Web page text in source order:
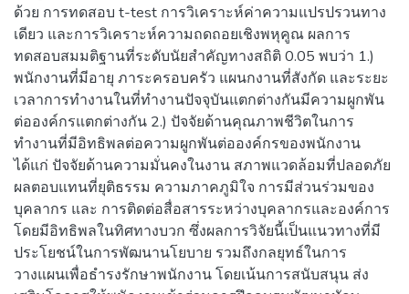
ด้วย การทดสอบ t-test การวิเคราะห์ค่าความแปรปรวนทาง
เดียว และการวิเคราะห์ความถดถอยเชิงพหุคูณ ผลการ
ทดสอบสมมติฐานที่ระดับนัยสำคัญทางสถิติ 0.05 พบว่า 1.)
พนักงานที่มีอายุ ภาระครอบครัว แผนกงานที่สังกัด และระยะ
เวลาการทำงานในที่ทำงานปัจจุบันแตกต่างกันมีความผูกพัน
ต่อองค์กรแตกต่างกัน 2.) ปัจจัยด้านคุณภาพชีวิตในการ
ทำงานที่มีอิทธิพลต่อความผูกพันต่อองค์กรของพนักงาน
ได้แก่ ปัจจัยด้านความมั่นคงในงาน สภาพแวดล้อมที่ปลอดภัย
ผลตอบแทนที่ยุติธรรม ความภาคภูมิใจ การมีส่วนร่วมของ
บุคลากร และ การติดต่อสื่อสารระหว่างบุคลากรและองค์การ
โดยมีอิทธิพลในทิศทางบวก ซึ่งผลการวิจัยนี้เป็นแนวทางที่มี
ประโยชน์ในการพัฒนานโยบาย รวมถึงกลยุทธ์ในการ
วางแผนเพื่อธำรงรักษาพนักงาน โดยเน้นการสนับสนุน ส่ง